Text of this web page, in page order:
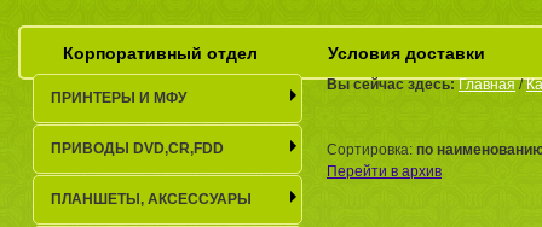
Корпоративный отдел Условия доставки
Вы сейчас здесь:Главная/
Сортировка: по
Перейти в архив
ПРИНТЕРЫ И МФУ
ПРИВОДЫ DVD,CR,FDD
ПЛАНШЕТЫ, АКСЕСCУАРЫ